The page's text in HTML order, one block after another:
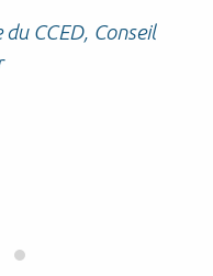
CCED, Conseil